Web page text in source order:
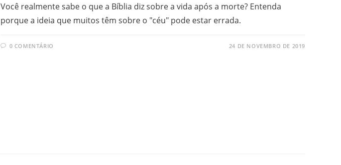
Você realmente sabe o que a Bíblia diz sobre a vida após a morte? Entenda
porque a ideia que muitos têm sobre o "céu" pode estar errada.
0 COMENTÁRIO 24 DE NOVEMBRO DE 2019